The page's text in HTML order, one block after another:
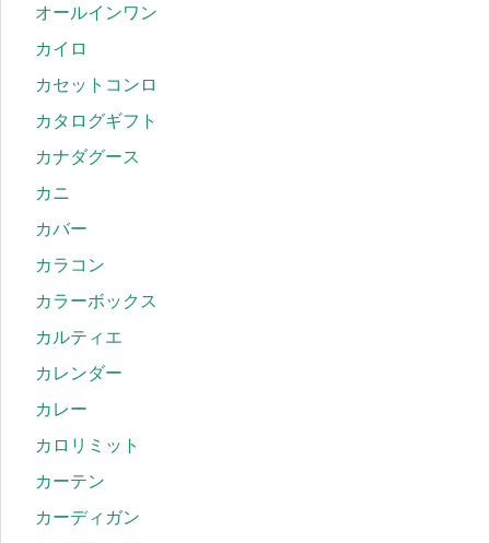
オールインワン
カイロ
カセットコンロ
カタログギフト
カナダグース
カニ
カバー
カラコン
カラーボックス
カルティエ
カレンダー
カレー
カロリミット
カーテン
カーディガン